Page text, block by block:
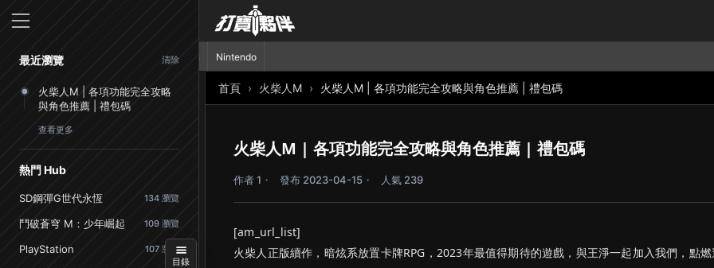
最近瀏覽 清除
火柴人M | 各項功能完全攻略
與角色推薦 | 禮包碼
查看更多
熱門 Hub
SD鋼彈G世代永恆 134 瀏覽
鬥破蒼穹 M：少年崛起 109 瀏覽
PlayStation 107 瀏覽
首頁 火柴人M 火柴人M | 各項功能完全攻略與角色推薦 | 禮包碼
火柴人M | 各項功能完全攻略與角色推薦 | 禮包碼
作者 1 發布 2023-04-15 人氣 239
[am_url_list]
火柴人正版續作，暗炫系放置卡牌RPG，2023年最值得期待的遊戲，與王淨一起加入我們，點
目錄
PlayStation Nintendo